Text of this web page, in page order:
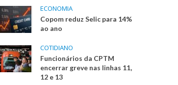
ECONOMIA
Copom reduz Selic para 14%
ao ano
COTIDIANO
Funcionários da CPTM
encerrar greve nas linhas 11,
12 e 13